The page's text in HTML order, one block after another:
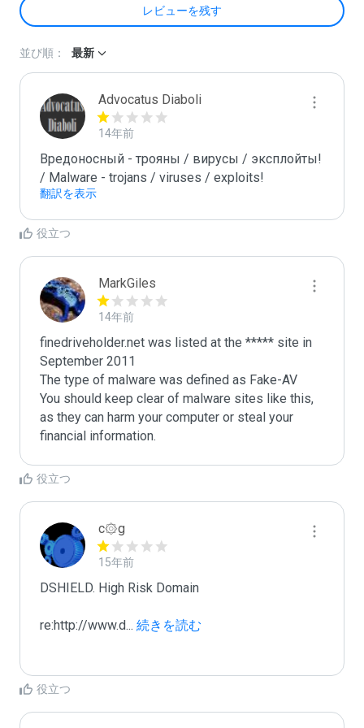
レビューを残す
並び順： 最新
Advocatus Diaboli
14年前
Вредоносный - трояны / вирусы / эксплойты!
/ Malware - trojans / viruses / exploits!
翻訳を表示
役立つ
MarkGiles
14年前
finedriveholder.net was listed at the ***** site in
September 2011
The type of malware was defined as Fake-AV
You should keep clear of malware sites like this,
as they can harm your computer or steal your
役立つ
c۞g
15年前
DSHIELD. High Risk Domain
re:http://www.d... 続きを読む
役立つ